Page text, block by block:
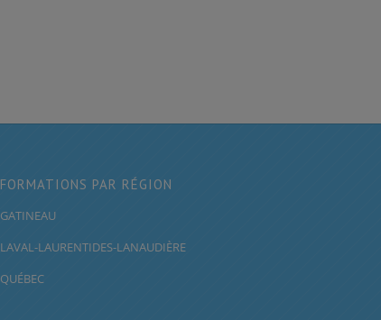
FORMATIONS PAR RÉGION
GATINEAU
LAVAL-LAURENTIDES-LANAUDIÈRE
QUÉBEC